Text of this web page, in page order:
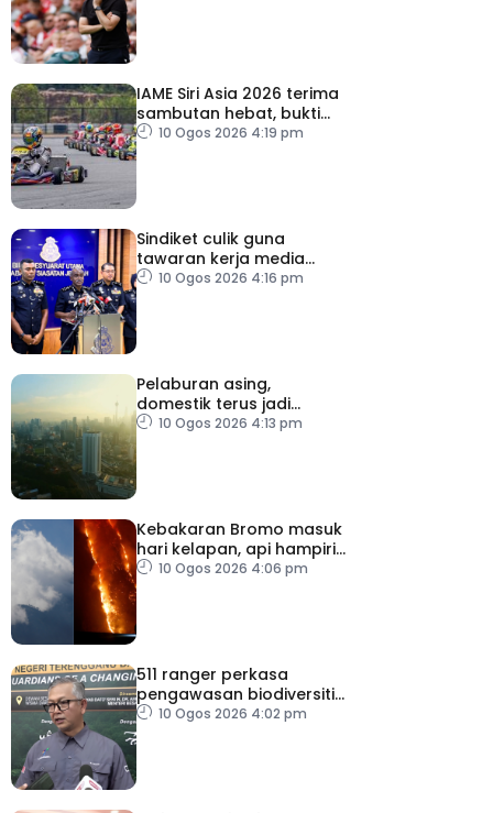
IAME Siri Asia 2026 terima
sambutan hebat, bukti
Malaysia bertaraf dunia
10 Ogos 2026 4:19 pm
Sindiket culik guna
tawaran kerja media
sosial tumpas – Polis
10 Ogos 2026 4:16 pm
Pelaburan asing,
domestik terus jadi
pemangkin pertumbuhan
10 Ogos 2026 4:13 pm
Kebakaran Bromo masuk
hari kelapan, api hampiri
penempatan penduduk
10 Ogos 2026 4:06 pm
511 ranger perkasa
pengawasan biodiversiti
Terengganu
10 Ogos 2026 4:02 pm